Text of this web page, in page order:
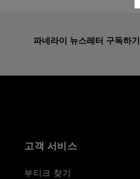
파네라이 뉴스레터 구독하기
고객 서비스
부티크 찾기